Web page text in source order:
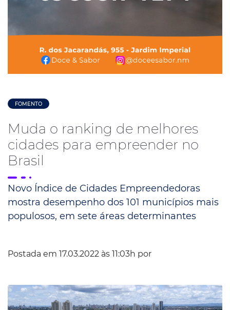
FOMENTO
Muda o ranking de melhores
cidades para empreender no
Brasil
Novo Índice de Cidades Empreendedoras
mostra desempenho dos 101 municípios mais
populosos, em sete áreas determinantes
Postada em 17.03.2022 às 11:03h por